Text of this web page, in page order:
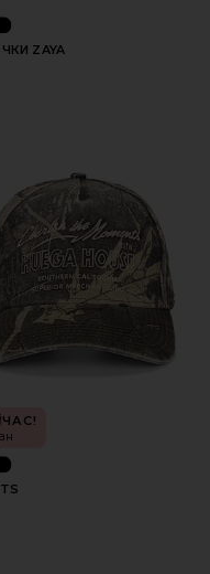
ZAYA
ШЛЯПА MOMENTS